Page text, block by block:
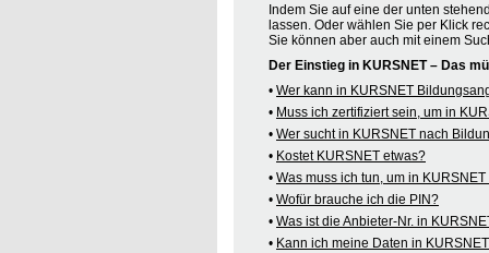
Indem Sie auf eine der unten
lassen. Oder wählen Sie per Klick
Sie können aber auch mit einem
Der Einstieg in KURSNET – Das
• Wer kann in KURSNET
• Muss ich zertifiziert sein, um in
• Wer sucht in KURSNET nach
• Kostet KURSNET etwas?
• Was muss ich tun, um in
• Wofür brauche ich die PIN?
• Was ist die Anbieter-Nr. in
• Kann ich meine Daten in